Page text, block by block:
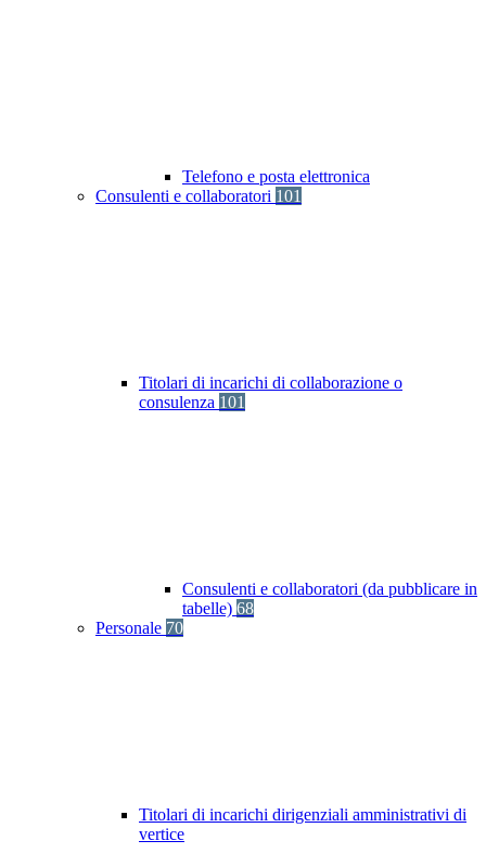
Telefono e posta elettronica
Consulenti e collaboratori 101
Titolari di incarichi di collaborazione o
consulenza 101
Consulenti e collaboratori (da pubblicare in
tabelle) 68
Personale 70
Titolari di incarichi dirigenziali amministrativi di
vertice